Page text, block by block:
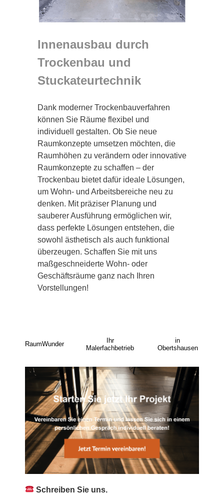
Innenausbau durch
Trockenbau und
Stuckateurtechnik
Dank moderner Trockenbauverfahren
können Sie Räume flexibel und
individuell gestalten. Ob Sie neue
Raumkonzepte umsetzen möchten, die
Raumhöhen zu verändern oder innovative
Raumkonzepte zu schaffen – der
Trockenbau bietet dafür ideale Lösungen,
um Wohn- und Arbeitsbereiche neu zu
denken. Mit präziser Planung und
sauberer Ausführung ermöglichen wir,
dass perfekte Lösungen entstehen, die
sowohl ästhetisch als auch funktional
überzeugen. Schaffen Sie mit uns
maßgeschneiderte Wohn- oder
Geschäftsräume ganz nach Ihren
Vorstellungen!
RaumWunder
Ihr
Malerfachbetrieb
in
Obertshausen
Schreiben Sie uns.